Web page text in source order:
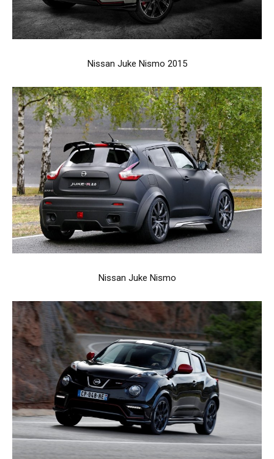
Nissan Juke Nismo 2015
Nissan Juke Nismo